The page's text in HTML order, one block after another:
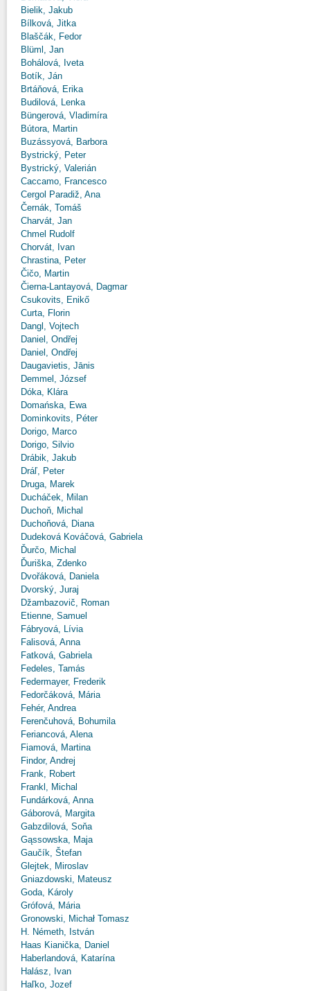
Bielik, Jakub
Bílková, Jitka
Blaščák, Fedor
Blüml, Jan
Bohálová, Iveta
Botík, Ján
Brtáňová, Erika
Budilová, Lenka
Büngerová, Vladimíra
Bútora, Martin
Buzássyová, Barbora
Bystrický, Peter
Bystrický, Valerián
Caccamo, Francesco
Cergol Paradiž, Ana
Černák, Tomáš
Charvát, Jan
Chmel Rudolf
Chorvát, Ivan
Chrastina, Peter
Čičo, Martin
Čierna-Lantayová, Dagmar
Csukovits, Enikő
Curta, Florin
Dangl, Vojtech
Daniel, Ondřej
Daniel, Ondřej
Daugavietis, Jānis
Demmel, József
Dóka, Klára
Domańska, Ewa
Dominkovits, Péter
Dorigo, Marco
Dorigo, Silvio
Drábik, Jakub
Dráľ, Peter
Druga, Marek
Ducháček, Milan
Duchoň, Michal
Duchoňová, Diana
Dudeková Kováčová, Gabriela
Ďurčo, Michal
Ďuriška, Zdenko
Dvořáková, Daniela
Dvorský, Juraj
Džambazovič, Roman
Etienne, Samuel
Fábryová, Lívia
Falisová, Anna
Fatková, Gabriela
Fedeles, Tamás
Federmayer, Frederik
Fedorčáková, Mária
Fehér, Andrea
Ferenčuhová, Bohumila
Feriancová, Alena
Fiamová, Martina
Findor, Andrej
Frank, Robert
Frankl, Michal
Fundárková, Anna
Gáborová, Margita
Gabzdilová, Soňa
Gąssowska, Maja
Gaučík, Štefan
Glejtek, Miroslav
Gniazdowski, Mateusz
Goda, Károly
Grófová, Mária
Gronowski, Michał Tomasz
H. Németh, István
Haas Kianička, Daniel
Haberlandová, Katarína
Halász, Ivan
Haľko, Jozef